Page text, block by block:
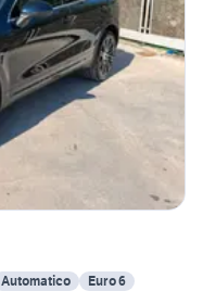
Automatico
Euro 6